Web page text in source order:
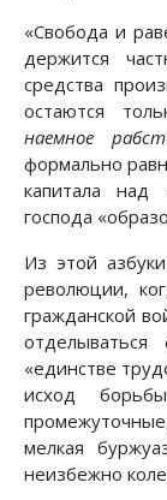
«Свобода и
держится
средства
остаются
наемное
формально
капитала
господа
Из этой
революции,
гражданской
«единстве
исход
мелкая
неизбежно